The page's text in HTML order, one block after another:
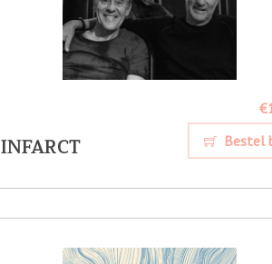
INFARCT Bestel